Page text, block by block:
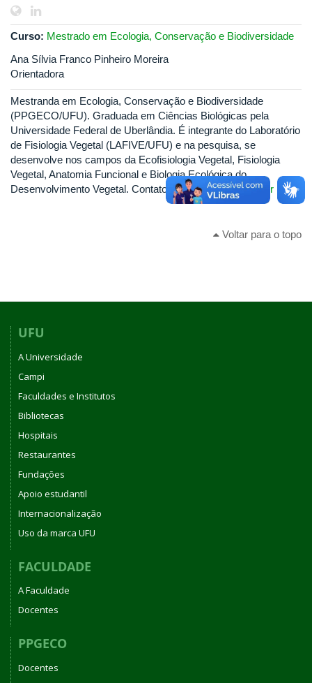
Curso: Mestrado em Ecologia, Conservação e Biodiversidade
Ana Sílvia Franco Pinheiro Moreira
Orientadora
Mestranda em Ecologia, Conservação e Biodiversidade
(PPGECO/UFU). Graduada em Ciências Biológicas pela
Universidade Federal de Uberlândia. É integrante do Laboratório
de Fisiologia Vegetal (LAFIVE/UFU) e na pesquisa, se
desenvolve nos campos da Ecofisiologia Vegetal, Fisiologia
Vegetal, Anatomia Funcional e Biologia Ecológica do
Desenvolvimento Vegetal. Contato: maria.santos4@ufu.br
Voltar para o topo
UFU
A Universidade
Campi
Faculdades e Institutos
Bibliotecas
Hospitais
Restaurantes
Fundações
Apoio estudantil
Internacionalização
Uso da marca UFU
FACULDADE
A Faculdade
Docentes
PPGECO
Docentes